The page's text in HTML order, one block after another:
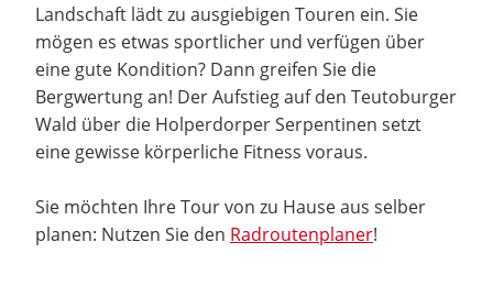
Landschaft lädt zu ausgiebigen Touren ein. Sie
mögen es etwas sportlicher und verfügen über
eine gute Kondition? Dann greifen Sie die
Bergwertung an! Der Aufstieg auf den Teutoburger
Wald über die Holperdorper Serpentinen setzt
eine gewisse körperliche Fitness voraus.
Sie möchten Ihre Tour von zu Hause aus selber
planen: Nutzen Sie den Radroutenplaner!